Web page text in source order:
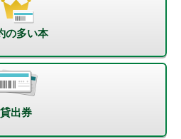
の多い本
貸出券